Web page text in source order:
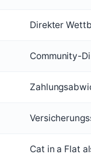
Direkter
Community-
Cat in a Flat